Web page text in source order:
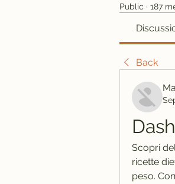
Public · 187
Back
Scopri
ricette
peso.